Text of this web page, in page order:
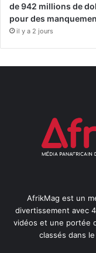
de 942 millions de
pour des
il y a 2 jours
AfrikMag est un
divertissement avec
vidéos et une portée
classés dans